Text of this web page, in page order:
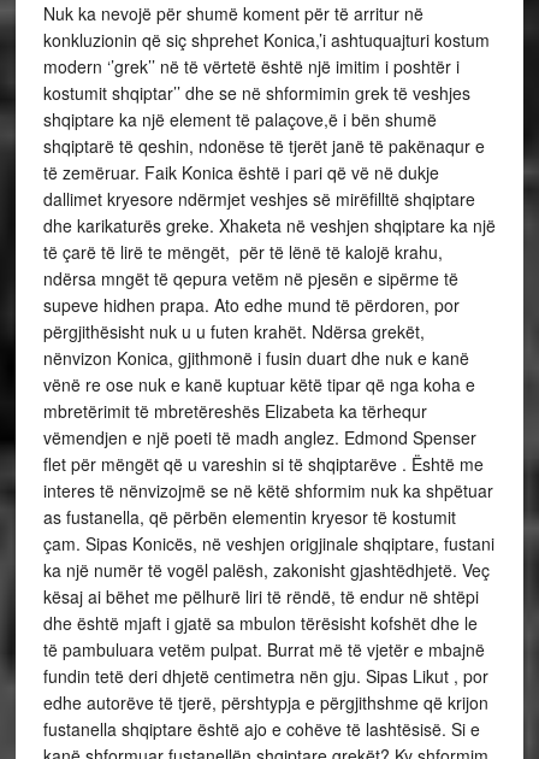
Nuk ka nevojë për shumë koment për të arritur në
konkluzionin që siç shprehet Konica,’i ashtuquajturi kostum
modern ‘’grek’’ në të vërtetë është një imitim i poshtër i
kostumit shqiptar’’ dhe se në shformimin grek të veshjes
shqiptare ka një element të palaçove,ë i bën shumë
shqiptarë të qeshin, ndonëse të tjerët janë të pakënaqur e
të zemëruar. Faik Konica është i pari që vë në dukje
dallimet kryesore ndërmjet veshjes së mirëfilltë shqiptare
dhe karikaturës greke. Xhaketa në veshjen shqiptare ka një
të çarë të lirë te mëngët, për të lënë të kalojë krahu,
ndërsa mngët të qepura vetëm në pjesën e sipërme të
supeve hidhen prapa. Ato edhe mund të përdoren, por
përgjithësisht nuk u u futen krahët. Ndërsa grekët,
nënvizon Konica, gjithmonë i fusin duart dhe nuk e kanë
vënë re ose nuk e kanë kuptuar këtë tipar që nga koha e
mbretërimit të mbretëreshës Elizabeta ka tërhequr
vëmendjen e një poeti të madh anglez. Edmond Spenser
flet për mëngët që u vareshin si të shqiptarëve . Është me
interes të nënvizojmë se në këtë shformim nuk ka shpëtuar
as fustanella, që përbën elementin kryesor të kostumit
çam. Sipas Konicës, në veshjen origjinale shqiptare, fustani
ka një numër të vogël palësh, zakonisht gjashtëdhjetë. Veç
kësaj ai bëhet me pëlhurë liri të rëndë, të endur në shtëpi
dhe është mjaft i gjatë sa mbulon tërësisht kofshët dhe le
të pambuluara vetëm pulpat. Burrat më të vjetër e mbajnë
fundin tetë deri dhjetë centimetra nën gju. Sipas Likut , por
edhe autorëve të tjerë, përshtypja e përgjithshme që krijon
fustanella shqiptare është ajo e cohëve të lashtësisë. Si e